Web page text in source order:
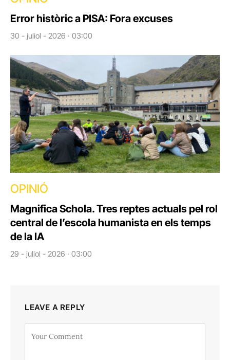
Error històric a PISA: Fora excuses
30 - juliol - 2026 · 03:00
OPINIÓ
Magnifica Schola. Tres reptes actuals pel rol
central de l’escola humanista en els temps
de la IA
29 - juliol - 2026 · 03:00
LEAVE A REPLY